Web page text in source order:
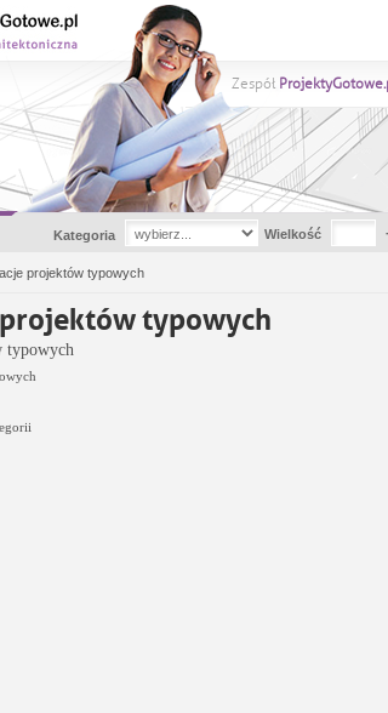
Zespół
Kategoria Wielkość
projektów typowych
typowych
typowych